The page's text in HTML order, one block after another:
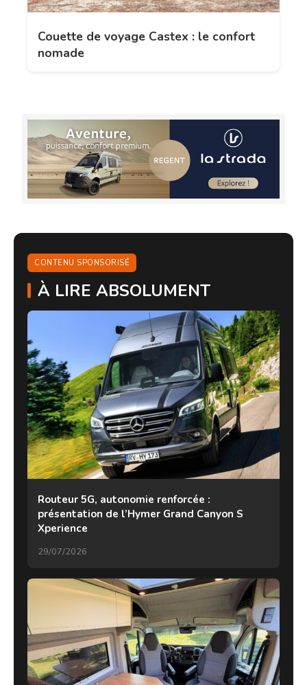
Couette de voyage Castex : le confort
nomade
CONTENU SPONSORISÉ
À LIRE ABSOLUMENT
Routeur 5G, autonomie renforcée :
présentation de l’Hymer Grand Canyon S
Xperience
29/07/2026